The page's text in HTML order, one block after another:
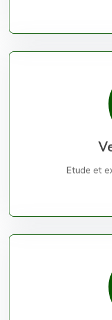
Etude et
Etude et
Etude et